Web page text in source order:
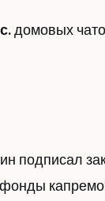
домовых
подписал